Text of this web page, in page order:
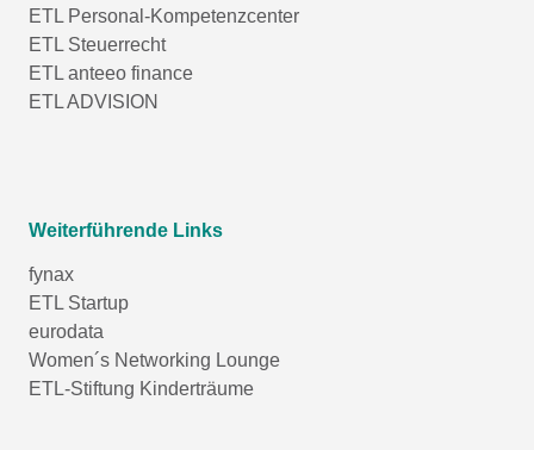
ETL Personal-Kompetenzcenter
ETL Steuerrecht
ETL anteeo finance
ETL ADVISION
Weiterführende Links
fynax
ETL Startup
eurodata
Women´s Networking Lounge
ETL-Stiftung Kinderträume